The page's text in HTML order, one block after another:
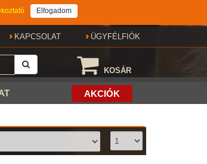
Elfogadom
KAPCSOLAT ÜGYFÉLFIÓK
KOSÁR
AKCIÓK